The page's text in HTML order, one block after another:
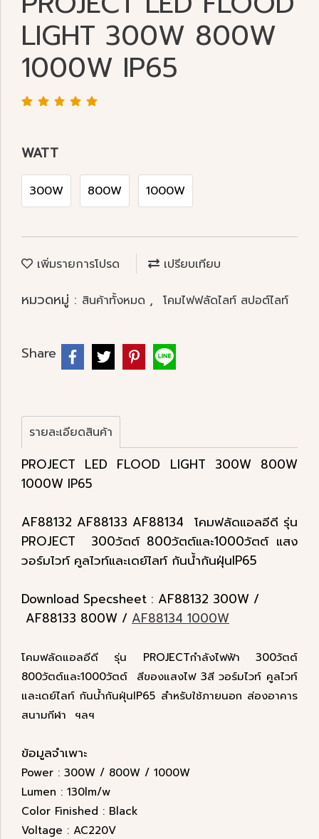
LIGHT 300W 800W
1000W IP65
WATT
300W 800W 1000W
เพิ่มรายการโปรด เปรียบเทียบ
หมวดหมู่ : สินค้าทั้งหมด , โคมไฟฟลัดไลท์ สปอต์ไลท์
Share
รายละเอียดสินค้า
PROJECT LED FLOOD LIGHT 300W 800W
1000W IP65
AF88132 AF88133 AF88134 โคมฟลัดแอลอีดี รุ่น
PROJECT 300วัตต์ 800วัตต์และ1000วัตต์ แสง
วอร์มไวท์ คูลไวท์และเดย์ไลท์ กันน้ำกันฝุ่นIP65
Download Specsheet : AF88132 300W /
AF88133 800W / AF88134 1000W
โคมฟลัดแอลอีดี รุ่น PROJECTกำลังไฟฟ้า 300วัตต์
800วัตต์และ1000วัตต์ สีของแสงไฟ 3สี วอร์มไวท์ คูลไวท์
และเดย์ไลท์ กันน้ำกันฝุ่นIP65 สำหรับใช้ภายนอก ส่องอาคาร
สนามกีฬา ฯลฯ
ข้อมูลจำเพาะ
Power : 300W / 800W / 1000W
Lumen : 130lm/w
Color Finished : Black
Voltage : AC220V